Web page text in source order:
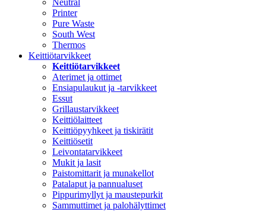
Neutral
Printer
Pure Waste
South West
Thermos
Keittiötarvikkeet
Keittiötarvikkeet
Aterimet ja ottimet
Ensiapulaukut ja -tarvikkeet
Essut
Grillaustarvikkeet
Keittiölaitteet
Keittiöpyyhkeet ja tiskirätit
Keittiösetit
Leivontatarvikkeet
Mukit ja lasit
Paistomittarit ja munakellot
Patalaput ja pannualuset
Pippurimyllyt ja maustepurkit
Sammuttimet ja palohälyttimet